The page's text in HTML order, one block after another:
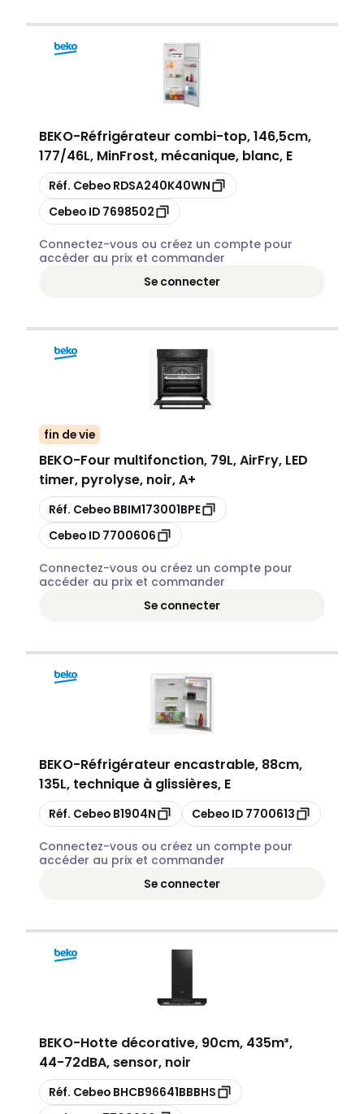
BEKO-Réfrigérateur combi-top, 146,5cm,
177/46L, MinFrost, mécanique, blanc, E
Copier
Réf. Cebeo RDSA240K40WN
Copier
Cebeo ID 7698502
Connectez-vous ou créez un compte pour
accéder au prix et commander
Se connecter
fin de vie
BEKO-Four multifonction, 79L, AirFry, LED
timer, pyrolyse, noir, A+
Copier
Réf. Cebeo BBIM173001BPE
Copier
Cebeo ID 7700606
Connectez-vous ou créez un compte pour
accéder au prix et commander
Se connecter
BEKO-Réfrigérateur encastrable, 88cm,
135L, technique à glissières, E
Copier
Réf. Cebeo B1904N Copier
Cebeo ID 7700613
Connectez-vous ou créez un compte pour
accéder au prix et commander
Se connecter
BEKO-Hotte décorative, 90cm, 435m³,
44-72dBA, sensor, noir
Copier
Réf. Cebeo BHCB96641BBBHS